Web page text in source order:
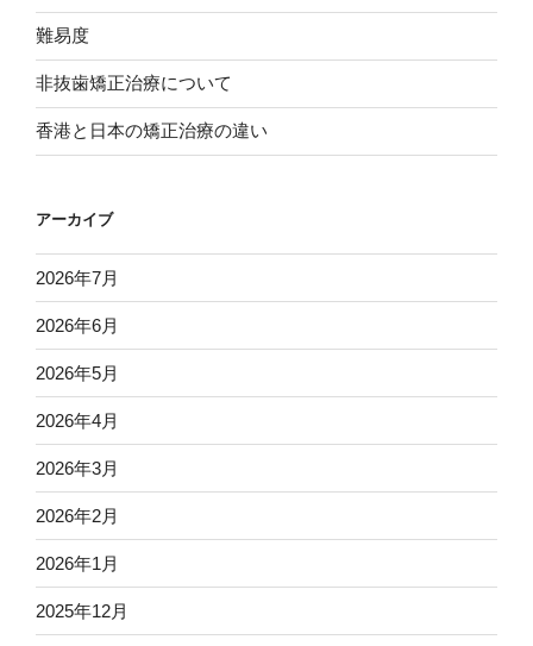
難易度
非抜歯矯正治療について
香港と日本の矯正治療の違い
アーカイブ
2026年7月
2026年6月
2026年5月
2026年4月
2026年3月
2026年2月
2026年1月
2025年12月